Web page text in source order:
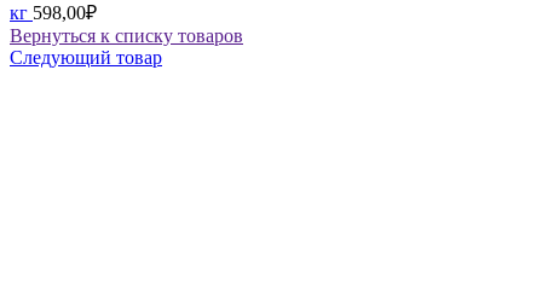
кг 598,00₽
Вернуться к списку товаров
Следующий товар